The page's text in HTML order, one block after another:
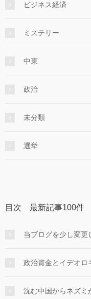
ビジネス経済
ミステリー
中東
政治
未分類
選挙
目次 最新記事100件
当ブログを少し変更
政治資金とイデオ
沈む中国からネズミ